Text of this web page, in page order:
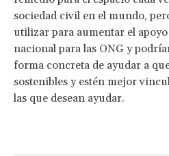
sociedad civil en el mundo,
utilizar para aumentar el
nacional para las ONG y
forma concreta de ayudar a
sostenibles y estén mejor
las que desean ayudar.